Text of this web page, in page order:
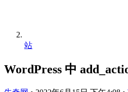
站
WordPress 中